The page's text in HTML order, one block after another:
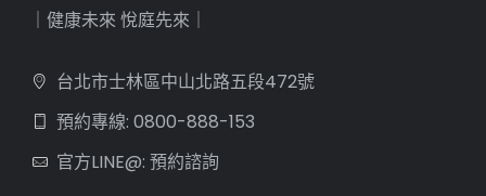
｜健康未來 悅庭先來｜
台北市士林區中山北路五段472號
預約專線: 0800-888-153
官方LINE@: 預約諮詢